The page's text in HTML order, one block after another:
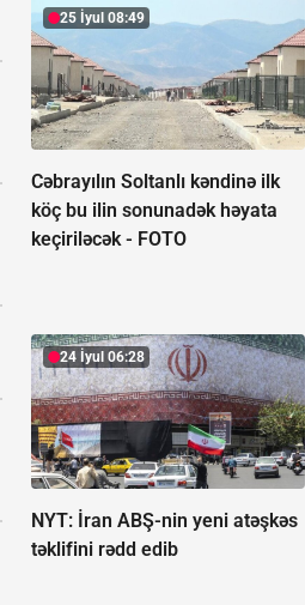
25 İyul 08:49
Cəbrayılın Soltanlı kəndinə ilk
köç bu ilin sonunadək həyata
keçiriləcək - FOTO
24 İyul 06:28
NYT: İran ABŞ-nin yeni atəşkəs
təklifini rədd edib